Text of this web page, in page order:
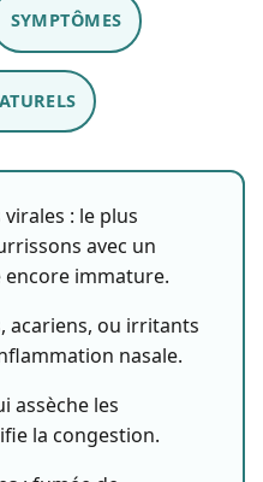
SYMPTÔMES
: le plus
avec un
immature.
acariens, ou irritants
nasale.
assèche les
la congestion.